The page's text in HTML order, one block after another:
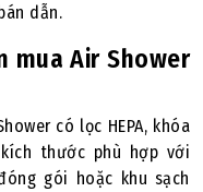
dẫn.
mua Air Shower
có lọc HEPA, khóa
thước phù hợp với
gói hoặc khu sạch